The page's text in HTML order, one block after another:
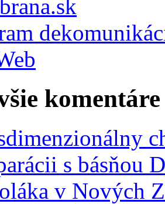
komentáre
s básňou
v Nových